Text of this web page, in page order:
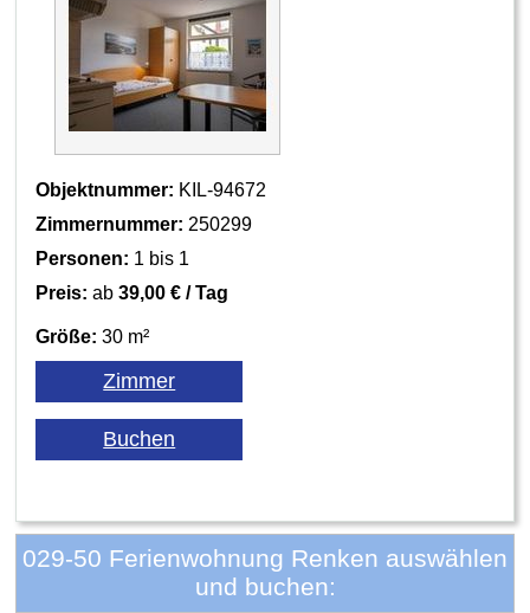
Objektnummer: KIL-94672
Zimmernummer: 250299
Personen: 1 bis 1
Preis: ab39,00 € / Tag
Größe: 30 m²
029-50 Ferienwohnung Renken auswählen
und buchen: